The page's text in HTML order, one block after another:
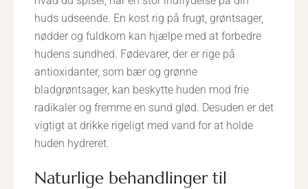
huds udseende. En kost rig på frugt, grøntsager,
nødder og fuldkorn kan hjælpe med at forbedre
hudens sundhed. Fødevarer, der er rige på
antioxidanter, som bær og grønne
bladgrøntsager, kan beskytte huden mod frie
radikaler og fremme en sund glød. Desuden er det
vigtigt at drikke rigeligt med vand for at holde
huden hydreret.
naturlige behandlinger til